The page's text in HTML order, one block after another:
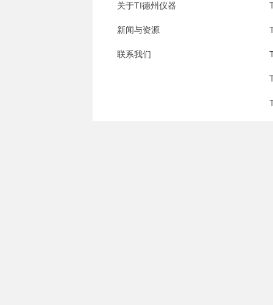
关于TI德州仪器
新闻与资源
联系我们